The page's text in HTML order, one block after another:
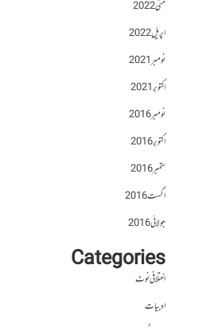
مئی 2022
اپریل 2022
نومبر 2021
اکتوبر 2021
نومبر 2016
اکتوبر 2016
ستمبر 2016
اگست 2016
جولائی 2016
Categories
اختلافی نوٹ
ادبیات